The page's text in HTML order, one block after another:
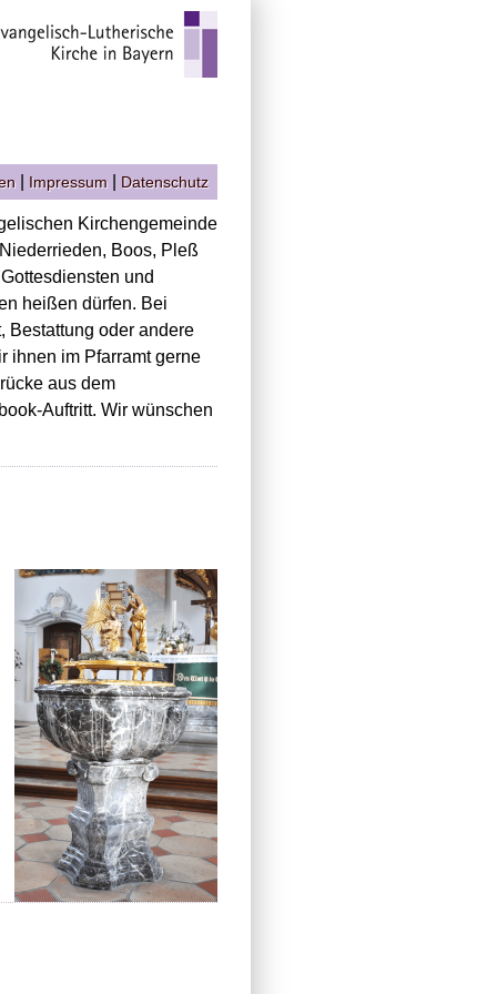
Impressum Datenschutz
Kirchengemeinde
Boos, Pleß
und
heißen dürfen. Bei
Bestattung oder andere
ihnen im Pfarramt gerne
aus dem
Auftritt. Wir wünschen